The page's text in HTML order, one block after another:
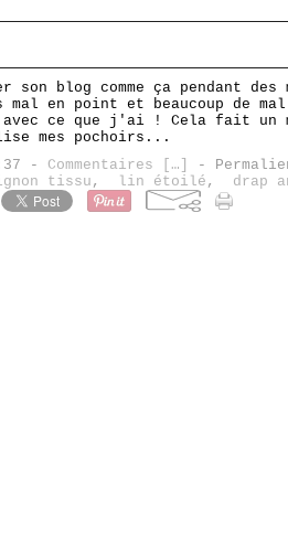
son blog comme ça pendant
en point et beaucoup de
ce que j'ai ! Cela fait un
mes pochoirs...
- Commentaires [ … -
tissu , lin étoilé , drap